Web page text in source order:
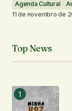
Agenda Cultural
11 de novembro de
Top News